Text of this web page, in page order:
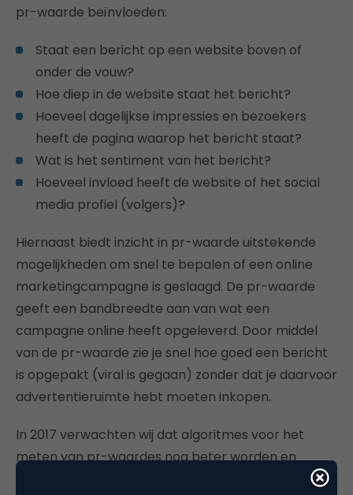
pr-waarde beïnvloeden:
Staat een bericht op een website boven of
onder de vouw?
Hoe diep in de website staat het bericht?
Hoeveel dagelijkse impressies en bezoekers
heeft de pagina waarop het bericht staat?
Wat is het sentiment van het bericht?
Hoeveel invloed heeft de website of het social
media profiel (volgers)?
Hiernaast biedt inzicht in pr-waarde uitstekende
mogelijkheden om snel te bepalen of een online
marketingcampagne is geslaagd. De pr-waarde
geeft een bandbreedte aan van wat een
campagne online heeft opgeleverd. Door middel
van de pr-waarde zie je snel hoe goed een bericht
is opgepakt (viral is gegaan) zonder dat je daarvoor
advertentieruimte hebt moeten inkopen.
In 2017 verwachten wij dat algoritmes voor het
meten van pr-waardes nog beter worden en